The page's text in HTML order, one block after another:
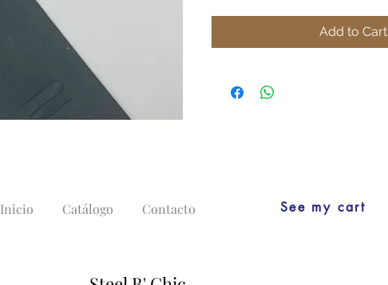
Add to Cart
See my cart
Inicio Catálogo Contacto